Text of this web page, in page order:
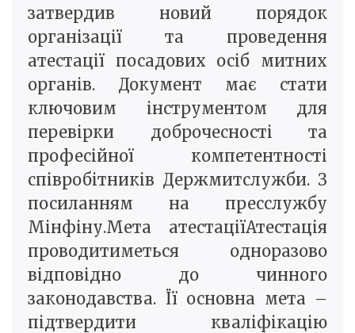
затвердив новий порядок
організації та проведення
атестації посадових осіб митних
органів. Документ має стати
ключовим інструментом для
перевірки доброчесності та
професійної компетентності
співробітників Держмитслужби. З
посиланням на пресслужбу
Мінфіну.Мета атестаціїАтестація
проводитиметься одноразово
відповідно до чинного
законодавства. Її основна мета –
підтвердити кваліфікацію